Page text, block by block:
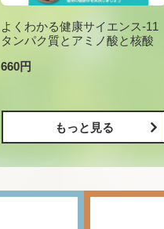
よくわかる健康サイエンス-11
タンパク質とアミノ酸と核酸
660円
もっと見る